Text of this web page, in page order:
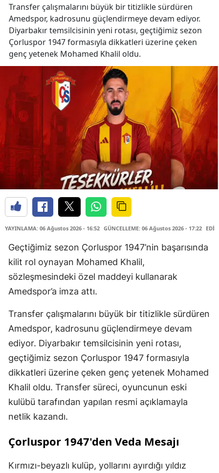
Transfer çalışmalarını büyük bir titizlikle sürdüren
Amedspor, kadrosunu güçlendirmeye devam ediyor.
Diyarbakır temsilcisinin yeni rotası, geçtiğimiz sezon
Çorluspor 1947 formasıyla dikkatleri üzerine çeken
genç yetenek Mohamed Khalil oldu.
YAYINLAMA: 06 Ağustos 2026 - 16:52 GÜNCELLEME: 06 Ağustos 2026 - 17:22
Geçtiğimiz sezon Çorluspor 1947’nin başarısında
kilit rol oynayan Mohamed Khalil,
sözleşmesindeki özel maddeyi kullanarak
Amedspor’a imza attı.
Transfer çalışmalarını büyük bir titizlikle sürdüren
Amedspor, kadrosunu güçlendirmeye devam
ediyor. Diyarbakır temsilcisinin yeni rotası,
geçtiğimiz sezon Çorluspor 1947 formasıyla
dikkatleri üzerine çeken genç yetenek Mohamed
Khalil oldu. Transfer süreci, oyuncunun eski
kulübü tarafından yapılan resmi açıklamayla
netlik kazandı.
Çorluspor 1947'den Veda Mesajı
Kırmızı-beyazlı kulüp, yollarını ayırdığı yıldız